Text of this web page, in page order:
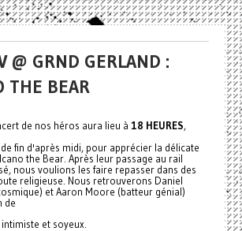
@ GRND GERLAND :
THE BEAR
de nos héros aura lieu à 18 HEURES,
fin d'après midi, pour apprécier la délicate
the Bear. Après leur passage au rail
nous voulions les faire repasser dans des
religieuse. Nous retrouverons Daniel
et Aaron Moore (batteur génial)
de
et soyeux.